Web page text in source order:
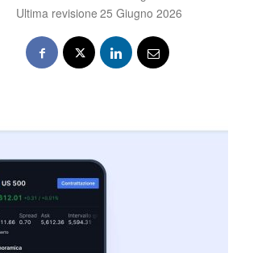
Ultima revisione 25 Giugno 2026